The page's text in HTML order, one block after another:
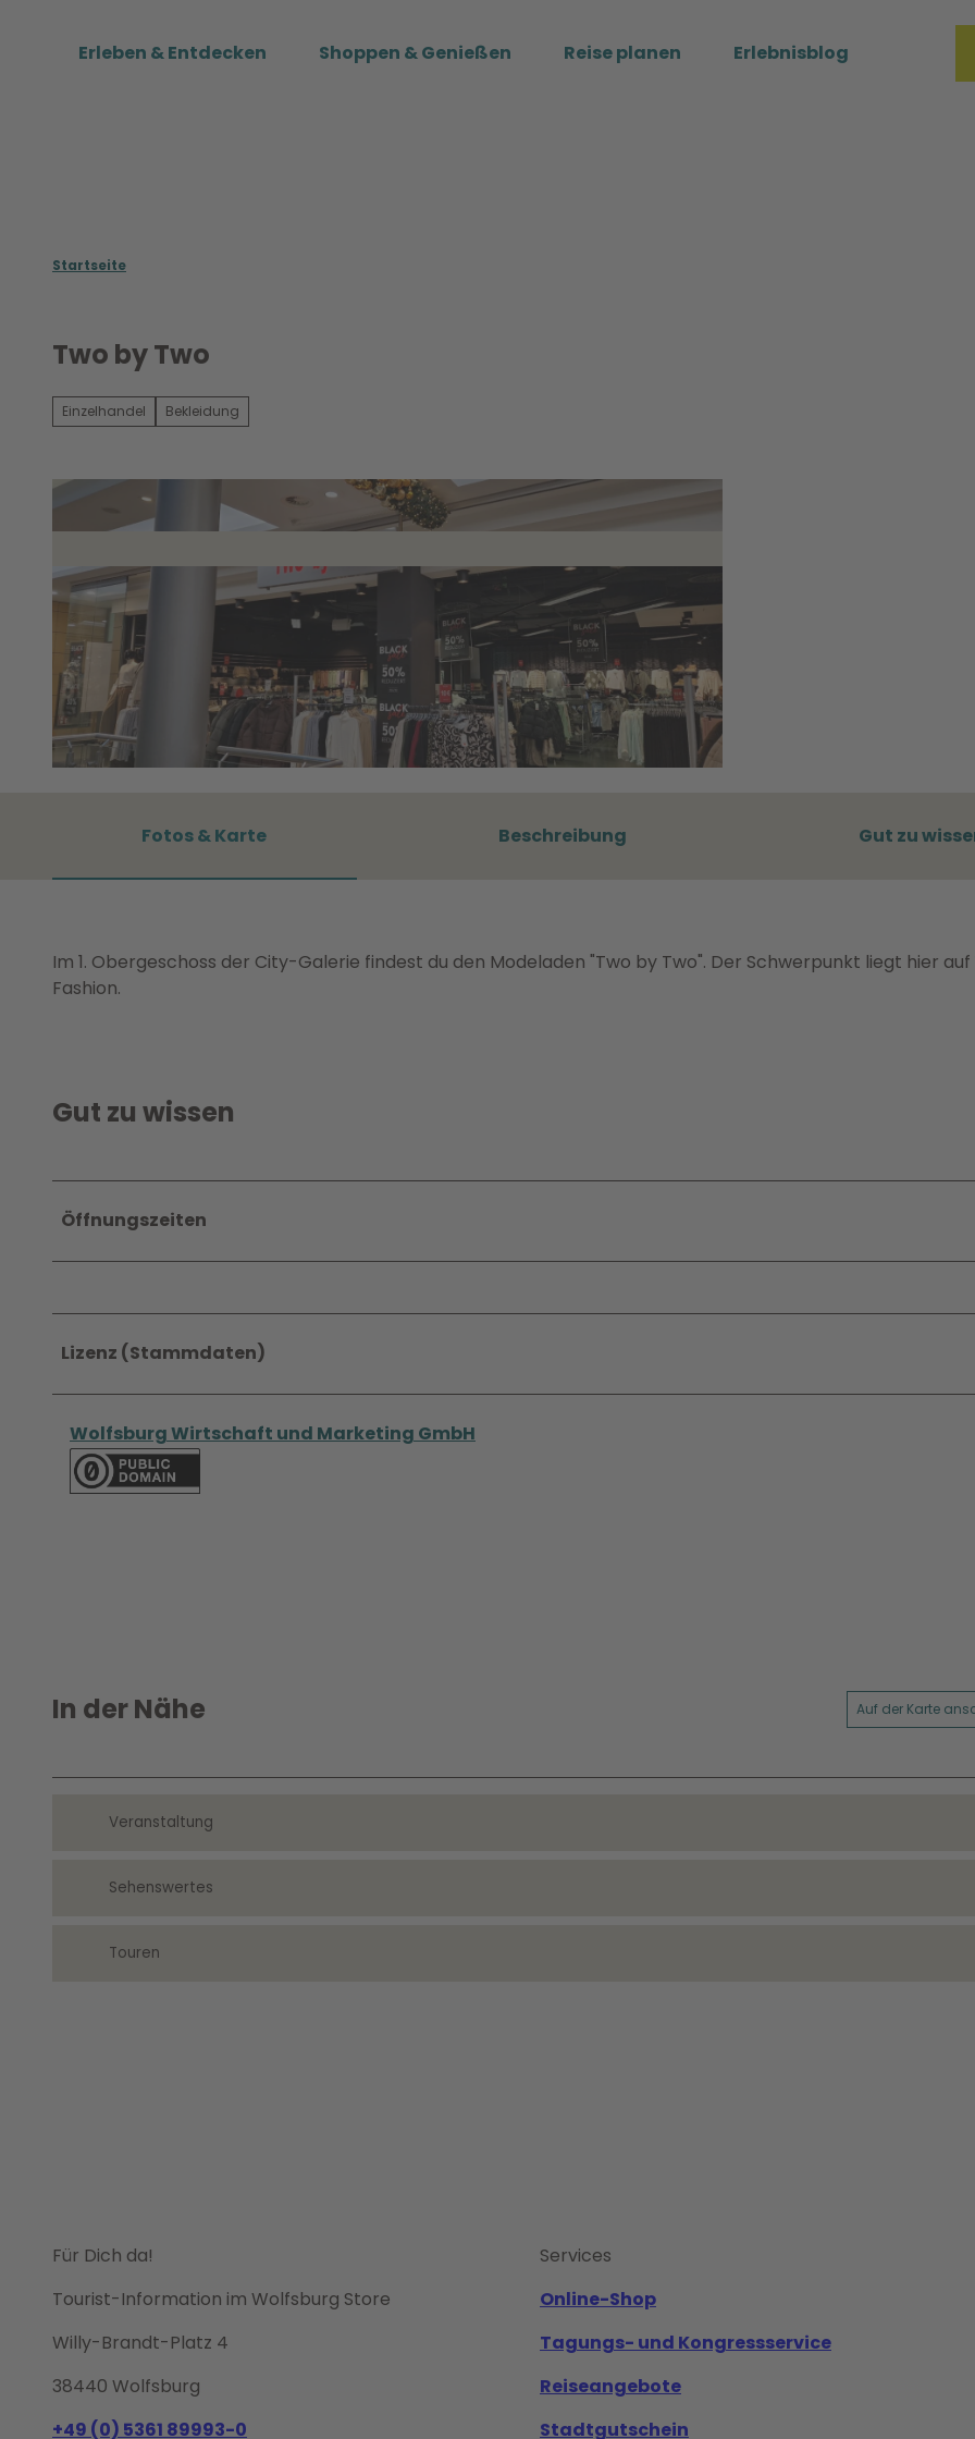
Erleben & Entdecken Shoppen & Genießen Reise planen Erlebnisblog
Startseite
Two by Two
Einzelhandel Bekleidung
Fotos & Karte Beschreibung Gut zu
Im 1. Obergeschoss der City-Galerie findest du den Modeladen "Two by Two". Der Schwerpunkt liegt hier auf
Fashion.
Gut zu wissen
Öffnungszeiten
Lizenz (Stammdaten)
Wolfsburg Wirtschaft und Marketing GmbH
In der Nähe Auf der Karte
Veranstaltung
Sehenswertes
Touren
Für Dich da!
Tourist-Information im Wolfsburg Store
Willy-Brandt-Platz 4
38440 Wolfsburg
+49 (0) 5361 89993-0
Services
Online-Shop
Tagungs- und Kongressservice
Reiseangebote
Stadtgutschein